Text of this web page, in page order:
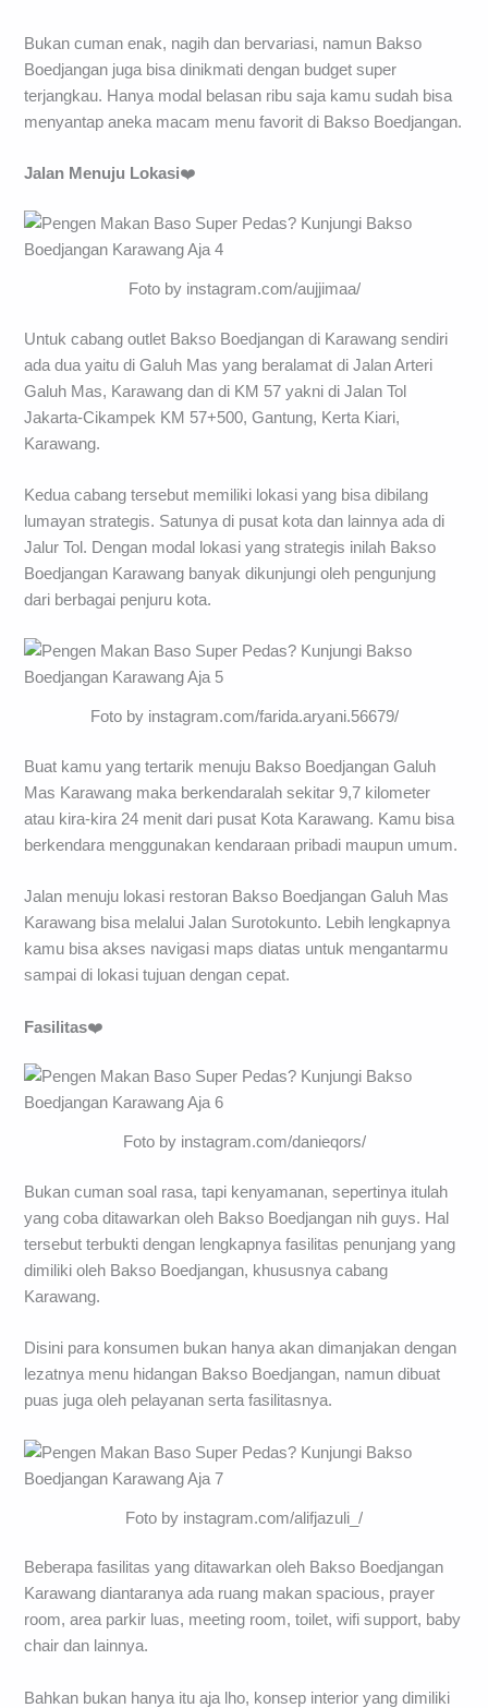
Bukan cuman enak, nagih dan bervariasi, namun Bakso
Boedjangan juga bisa dinikmati dengan budget super
terjangkau. Hanya modal belasan ribu saja kamu sudah bisa
menyantap aneka macam menu favorit di Bakso Boedjangan.
Jalan Menuju Lokasi❤️
Foto by instagram.com/aujjimaa/
Untuk cabang outlet Bakso Boedjangan di Karawang sendiri
ada dua yaitu di Galuh Mas yang beralamat di Jalan Arteri
Galuh Mas, Karawang dan di KM 57 yakni di Jalan Tol
Jakarta-Cikampek KM 57+500, Gantung, Kerta Kiari,
Karawang.
Kedua cabang tersebut memiliki lokasi yang bisa dibilang
lumayan strategis. Satunya di pusat kota dan lainnya ada di
Jalur Tol. Dengan modal lokasi yang strategis inilah Bakso
Boedjangan Karawang banyak dikunjungi oleh pengunjung
dari berbagai penjuru kota.
Foto by instagram.com/farida.aryani.56679/
Buat kamu yang tertarik menuju Bakso Boedjangan Galuh
Mas Karawang maka berkendaralah sekitar 9,7 kilometer
atau kira-kira 24 menit dari pusat Kota Karawang. Kamu bisa
berkendara menggunakan kendaraan pribadi maupun umum.
Jalan menuju lokasi restoran Bakso Boedjangan Galuh Mas
Karawang bisa melalui Jalan Surotokunto. Lebih lengkapnya
kamu bisa akses navigasi maps diatas untuk mengantarmu
sampai di lokasi tujuan dengan cepat.
Fasilitas❤️
Foto by instagram.com/danieqors/
Bukan cuman soal rasa, tapi kenyamanan, sepertinya itulah
yang coba ditawarkan oleh Bakso Boedjangan nih guys. Hal
tersebut terbukti dengan lengkapnya fasilitas penunjang yang
dimiliki oleh Bakso Boedjangan, khususnya cabang
Karawang.
Disini para konsumen bukan hanya akan dimanjakan dengan
lezatnya menu hidangan Bakso Boedjangan, namun dibuat
puas juga oleh pelayanan serta fasilitasnya.
Foto by instagram.com/alifjazuli_/
Beberapa fasilitas yang ditawarkan oleh Bakso Boedjangan
Karawang diantaranya ada ruang makan spacious, prayer
room, area parkir luas, meeting room, toilet, wifi support, baby
chair dan lainnya.
Bahkan bukan hanya itu aja lho, konsep interior yang dimiliki